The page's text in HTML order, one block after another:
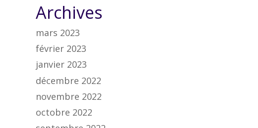
Archives
mars 2023
février 2023
janvier 2023
décembre 2022
novembre 2022
octobre 2022